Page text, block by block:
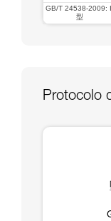
GB/T 24538-2009:
型
Protocolo